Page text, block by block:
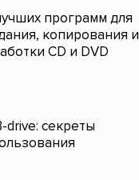
программ для
копирования и
CD и DVD
drive: секреты